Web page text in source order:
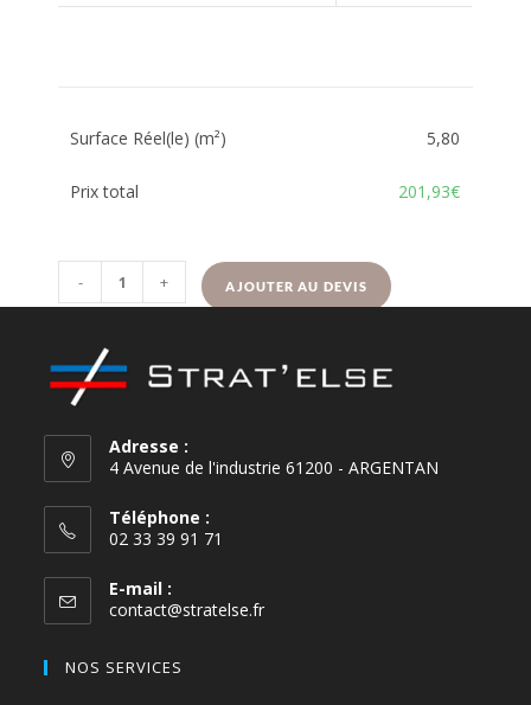
Surface Réel(le) (m²) 5,80
Prix total 201,93€
- + AJOUTER AU DEVIS
Adresse :
4 Avenue de l'industrie 61200 - ARGENTAN
Téléphone :
02 33 39 91 71
E-mail :
contact@stratelse.fr
NOS SERVICES